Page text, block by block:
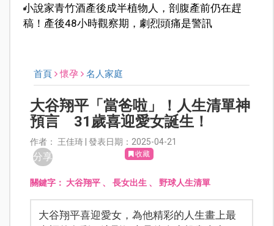
小說家青竹酒產後成半植物人，剖腹產前仍在趕
稿！產後48小時觀察期，劇烈頭痛是警訊
首頁 懷孕 名人家庭
大谷翔平「當爸啦」！人生清單神
預言 31歲喜迎愛女誕生！
作者： 王佳琦 | 發表日期：2025-04-21
分享 收藏
關鍵字： 大谷翔平 、長女出生 、野球人生清單
大谷翔平喜迎愛女，為他精彩的人生畫上最